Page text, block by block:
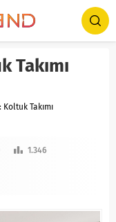
Takımı
Takımı
1.346